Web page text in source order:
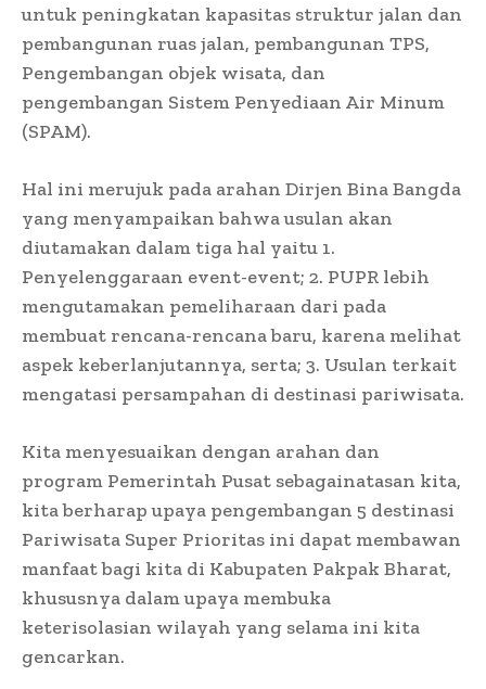
untuk peningkatan kapasitas struktur jalan dan
pembangunan ruas jalan, pembangunan TPS,
Pengembangan objek wisata, dan
pengembangan Sistem Penyediaan Air Minum
(SPAM).
Hal ini merujuk pada arahan Dirjen Bina Bangda
yang menyampaikan bahwa usulan akan
diutamakan dalam tiga hal yaitu 1.
Penyelenggaraan event-event; 2. PUPR lebih
mengutamakan pemeliharaan dari pada
membuat rencana-rencana baru, karena melihat
aspek keberlanjutannya, serta; 3. Usulan terkait
mengatasi persampahan di destinasi pariwisata.
Kita menyesuaikan dengan arahan dan
program Pemerintah Pusat sebagainatasan kita,
kita berharap upaya pengembangan 5 destinasi
Pariwisata Super Prioritas ini dapat membawan
manfaat bagi kita di Kabupaten Pakpak Bharat,
khususnya dalam upaya membuka
keterisolasian wilayah yang selama ini kita
gencarkan.